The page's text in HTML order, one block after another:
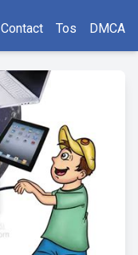
Contact Tos DMCA